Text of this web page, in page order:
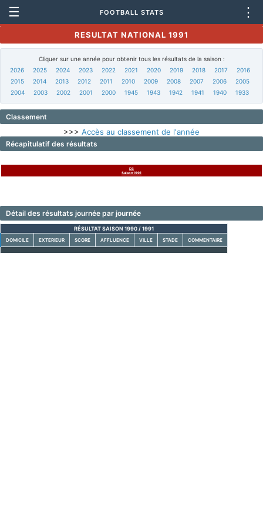
☰ FOOTBALL STATS ⋮
RESULTAT NATIONAL 1991
Cliquer sur une année pour obtenir tous les résultats de la saison :
2026
2025 2024 2023 2022 2021 2020 2019 2018 2017
2016
2015
2014 2013 2012 2011 2010 2009 2008 2007 2006
2005
2004
2003 2002 2001 2000 1945 1943 1942 1941 1940 1933
Classement
>>> Accès au classement de l'année
Récapitulatif des résultats
D3
Saison1991
Détail des résultats journée par journée
RÉSULTAT SAISON 1990 / 1991
DOMICILE EXTERIEUR SCORE AFFLUENCE VILLE STADE COMMENTAIRE